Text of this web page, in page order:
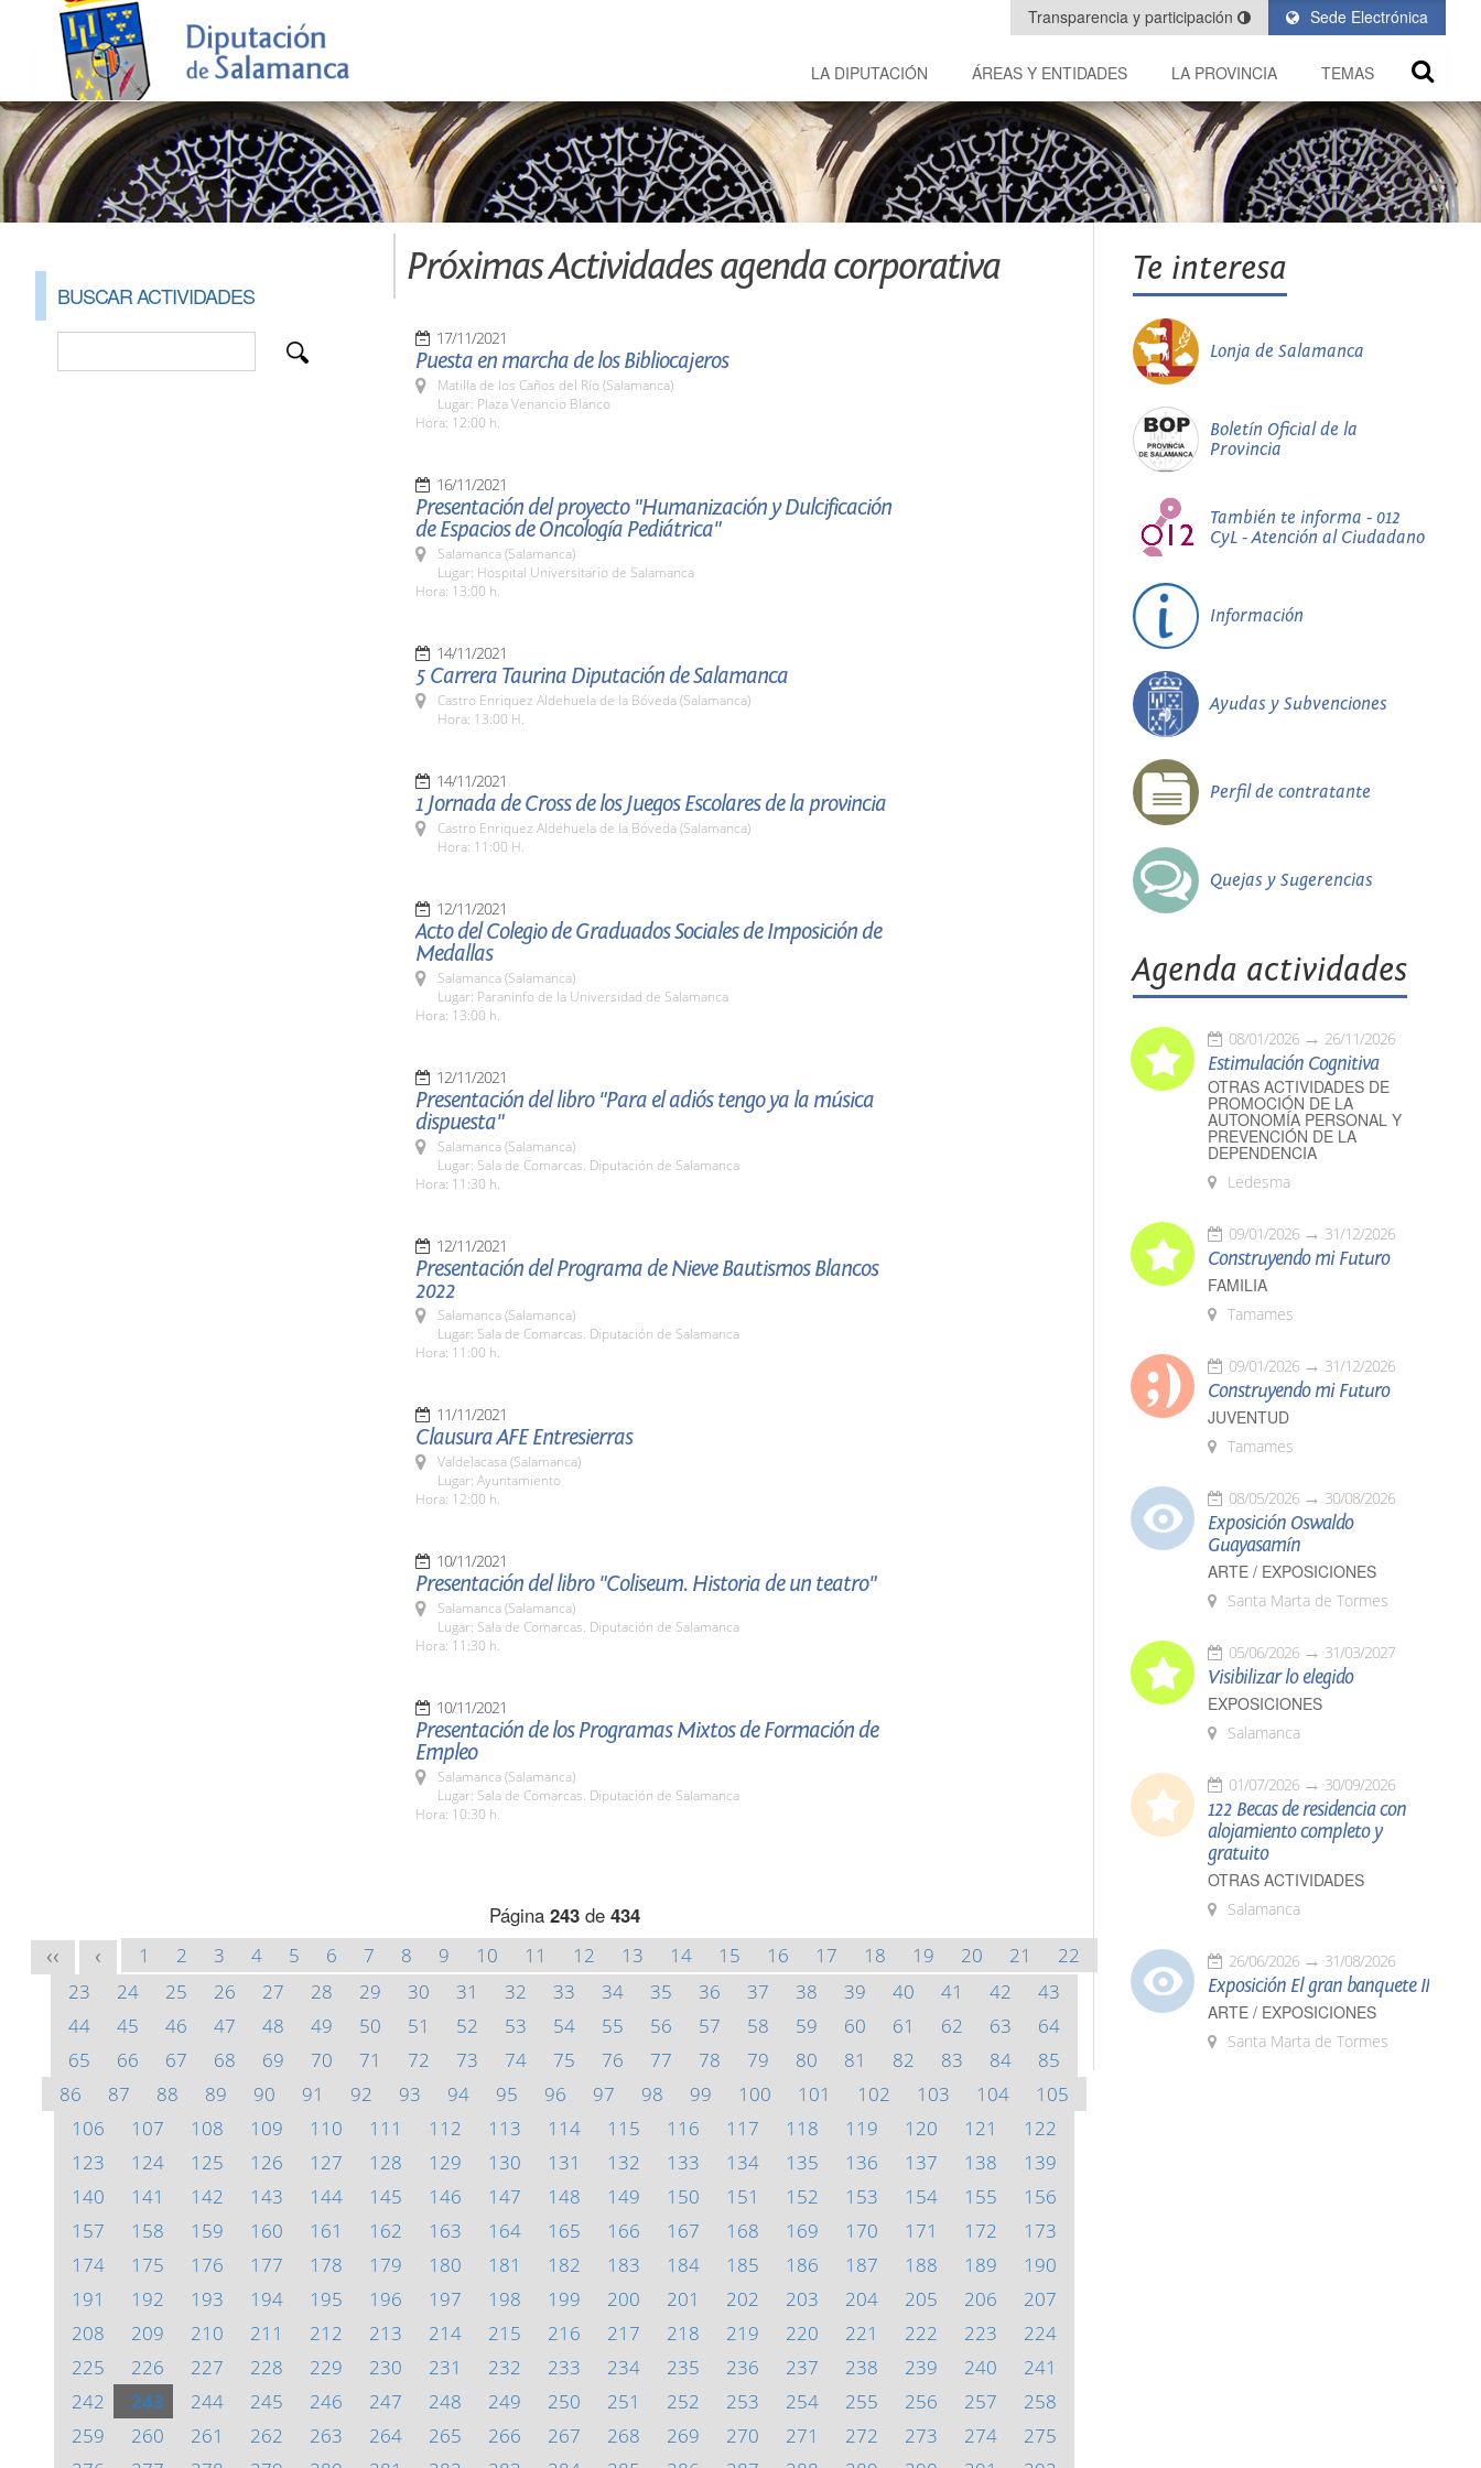
Sede Electrónica
Transparencia y participación
LA DIPUTACIÓN ÁREAS Y ENTIDADES LA PROVINCIA TEMAS
BUSCAR ACTIVIDADES
Próximas Actividades agenda corporativa
17/11/2021
Puesta en marcha de los Bibliocajeros
Matilla de los Caños del Río (Salamanca)
Lugar: Plaza Venancio Blanco
Hora: 12:00 h.
16/11/2021
Presentación del proyecto "Humanización y Dulcificación
de Espacios de Oncología Pediátrica"
Salamanca (Salamanca)
Lugar: Hospital Universitario de Salamanca
Hora: 13:00 h.
14/11/2021
5 Carrera Taurina Diputación de Salamanca
Castro Enriquez Aldehuela de la Bóveda (Salamanca)
Hora: 13:00 H.
14/11/2021
1 Jornada de Cross de los Juegos Escolares de la provincia
Castro Enriquez Aldehuela de la Bóveda (Salamanca)
Hora: 11:00 H.
12/11/2021
Acto del Colegio de Graduados Sociales de Imposición de
Medallas
Salamanca (Salamanca)
Lugar: Paraninfo de la Universidad de Salamanca
Hora: 13:00 h.
12/11/2021
Presentación del libro "Para el adiós tengo ya la música
dispuesta"
Salamanca (Salamanca)
Lugar: Sala de Comarcas. Diputación de Salamanca
Hora: 11:30 h.
12/11/2021
Presentación del Programa de Nieve Bautismos Blancos
2022
Salamanca (Salamanca)
Lugar: Sala de Comarcas. Diputación de Salamanca
Hora: 11:00 h.
11/11/2021
Clausura AFE Entresierras
Valdelacasa (Salamanca)
Lugar: Ayuntamiento
Hora: 12:00 h.
10/11/2021
Presentación del libro "Coliseum. Historia de un teatro"
Salamanca (Salamanca)
Lugar: Sala de Comarcas. Diputación de Salamanca
Hora: 11:30 h.
10/11/2021
Presentación de los Programas Mixtos de Formación de
Empleo
Salamanca (Salamanca)
Lugar: Sala de Comarcas. Diputación de Salamanca
Hora: 10:30 h.
Página 243de 434
<< < 1 2 3 4 5 6 7 8 9 10 11 12 13 14 15 16 17 18 19 20 21
22
23
24 25 26 27 28 29 30 31 32 33 34 35 36 37 38 39 40 41 42
43
44
45 46 47 48 49 50 51 52 53 54 55 56 57 58 59 60 61 62 63
64
65
66 67 68 69 70 71 72 73 74 75 76 77 78 79 80 81 82 83 84
85
86
87 88 89 90 91 92 93 94 95 96 97 98 99 100 101 102 103 104
105
106
107 108 109 110 111 112 113 114 115 116 117 118 119 120 121
122
123
124 125 126 127 128 129 130 131 132 133 134 135 136 137 138
139
140
141 142 143 144 145 146 147 148 149 150 151 152 153 154 155
156
157
158 159 160 161 162 163 164 165 166 167 168 169 170 171 172
173
174
175 176 177 178 179 180 181 182 183 184 185 186 187 188 189
190
191
192 193 194 195 196 197 198 199 200 201 202 203 204 205 206
207
208
209 210 211 212 213 214 215 216 217 218 219 220 221 222 223
224
225
226 227 228 229 230 231 232 233 234 235 236 237 238 239 240
241
242
243 244 245 246 247 248 249 250 251 252 253 254 255 256 257
258
259
260 261 262 263 264 265 266 267 268 269 270 271 272 273 274
275
Te interesa
Lonja de Salamanca
Boletín Oficial de la
Provincia
También te informa - 012
CyL - Atención al Ciudadano
Información
Ayudas y Subvenciones
Perfil de contratante
Quejas y Sugerencias
Agenda actividades
08/01/2026 26/11/2026
Estimulación Cognitiva
OTRAS ACTIVIDADES DE
PROMOCIÓN DE LA
AUTONOMÍA PERSONAL Y
PREVENCIÓN DE LA
DEPENDENCIA
Ledesma
09/01/2026 31/12/2026
Construyendo mi Futuro
FAMILIA
Tamames
09/01/2026 31/12/2026
Construyendo mi Futuro
JUVENTUD
Tamames
08/05/2026 30/08/2026
Exposición Oswaldo
Guayasamín
ARTE / EXPOSICIONES
Santa Marta de Tormes
05/06/2026 31/03/2027
Visibilizar lo elegido
EXPOSICIONES
Salamanca
01/07/2026 30/09/2026
122 Becas de residencia con
alojamiento completo y
gratuito
OTRAS ACTIVIDADES
Salamanca
26/06/2026 31/08/2026
Exposición El gran banquete II
ARTE / EXPOSICIONES
Santa Marta de Tormes